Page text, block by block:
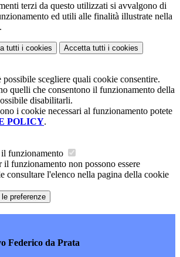
terzi da questo utilizzati si avvalgono di
ed utili alle finalità illustrate nella
.
tutti i cookies Accetta tutti i cookies
possibile scegliere quali cookie consentire.
quelli che consentono il funzionamento della
disabilitarli.
i cookie necessari al funzionamento potete
POLICY.
funzionamento
il funzionamento non possono essere
consultare l'elenco nella pagina della cookie
preferenze
Federico da Prata